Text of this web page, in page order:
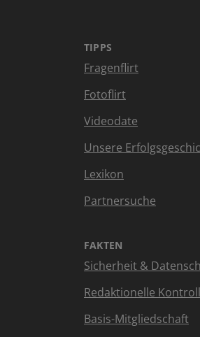
TIPPS
Fragenflirt
Fotoflirt
Videodate
Unsere
Lexikon
Partnersuche
FAKTEN
Sicherheit &
Redaktionelle
Basis-Mitgliedschaft